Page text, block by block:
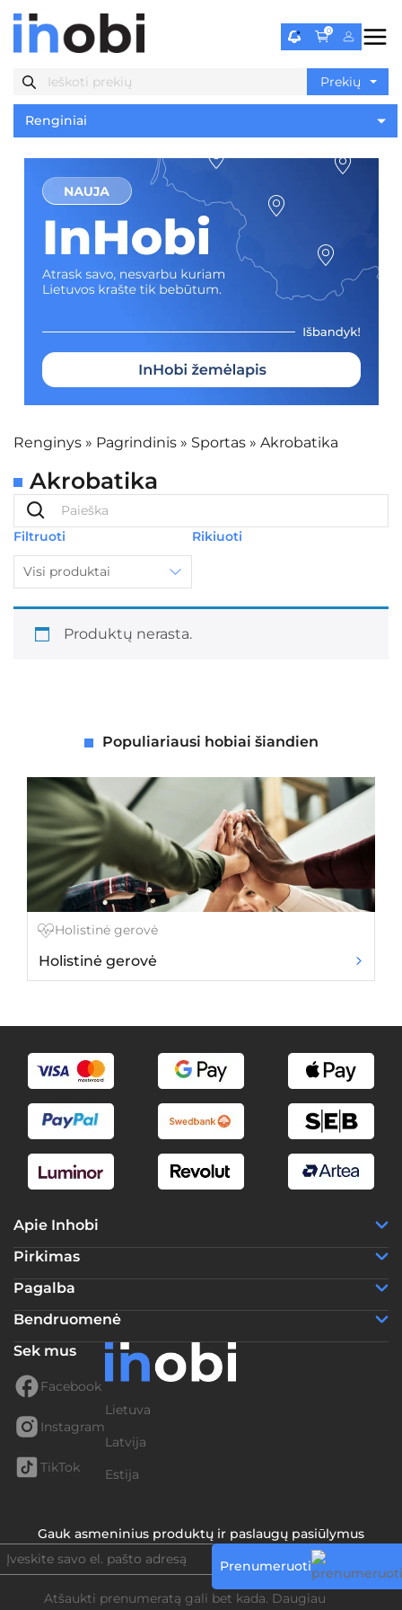
0
Renginys » Pagrindinis » Sportas » Akrobatika
Akrobatika
Renginiai
Filtruoti
Visi produktai
Rikiuoti
Produktų nerasta.
Populiariausi hobiai šiandien
Holistinė gerovė
Holistinė gerovė
Apie Inhobi
Pirkimas
Pagalba
Bendruomenė
Sek mus
Facebook
Instagram
TikTok
Lietuva
Latvija
Estija
Gauk asmeninius produktų ir paslaugų pasiūlymus
Prenumeruoti
Atšaukti prenumeratą gali bet kada. Daugiau